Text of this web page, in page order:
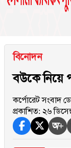
বিনোদন
বউকে নিয়ে
কর্পোরেট সংবাদ
প্রকাশিত: ২৬
অ+